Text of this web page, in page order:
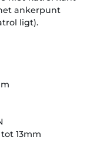
ankerpunt
ligt).
13mm